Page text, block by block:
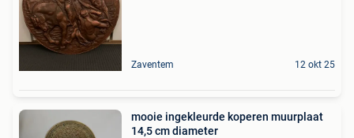
Zaventem 12 okt 25
mooie ingekleurde koperen muurplaat
14,5 cm diameter